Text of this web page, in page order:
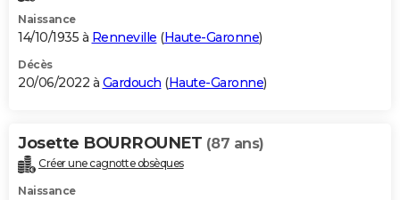
Naissance
14/10/1935 à Renneville (Haute-Garonne)
Décès
20/06/2022 à Gardouch (Haute-Garonne)
Josette BOURROUNET (87 ans)
Créer une cagnotte obsèques
Naissance